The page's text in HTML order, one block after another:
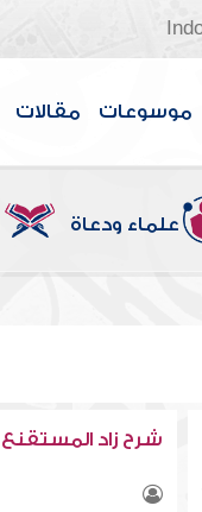
موسوعات مقالات
علماء ودعاة
شرح زاد المستقنع 107 - كتاب الصيام 07